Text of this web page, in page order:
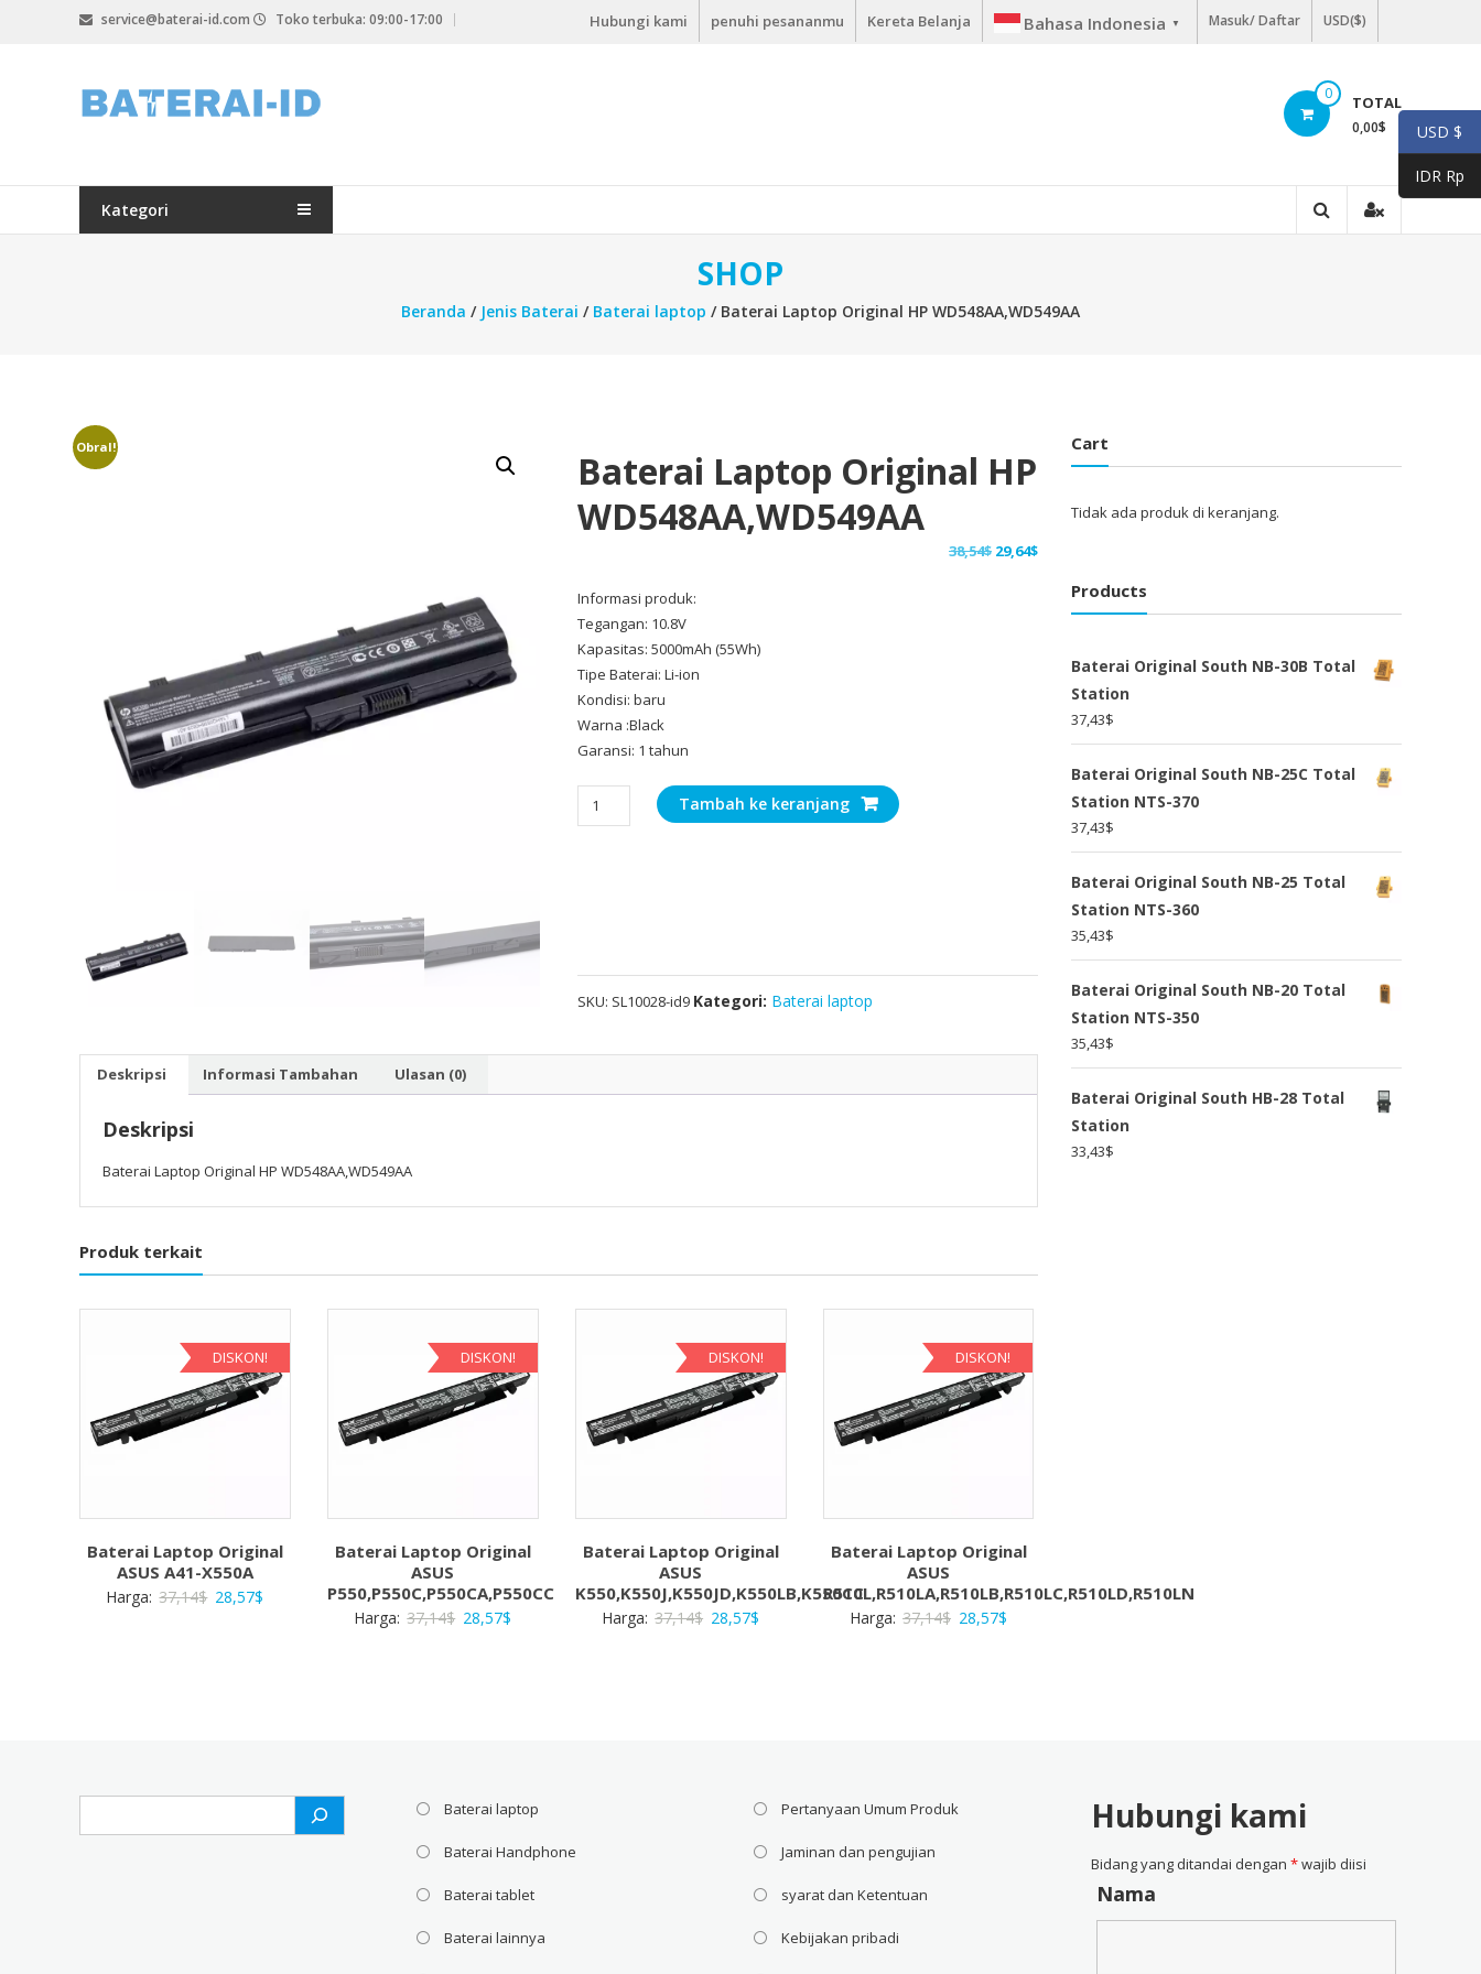
service@baterai-id.com Toko terbuka: 09:00-17:00 Hubungi kami penuhi pesananmu Kereta Belanja Bahasa Indonesia ▼ Masuk/ Daftar USD($)
bateria-
id.com
0 TOTAL
0,00$
Kategori
SHOP
Beranda / Jenis Baterai / Baterai laptop / Baterai Laptop Original HP WD548AA,WD549AA
Obral!
Baterai Laptop Original HP
WD548AA,WD549AA
38,54$ Harga
29,64$Harga
Informasi produk:
Tegangan: 10.8V
Kapasitas: 5000mAh (55Wh)
Tipe Baterai: Li-ion
Kondisi: baru
Warna :Black
Garansi: 1 tahun
Baterai
Tambah ke keranjang
SKU: SL10028-id9 Kategori: Baterai laptop
Deskripsi Informasi Tambahan Ulasan (0)
Deskripsi
Baterai Laptop Original HP WD548AA,WD549AA
Produk terkait
DISKON!
Baterai Laptop Original
ASUS A41-X550A
Harga: 37,14$ Harga
28,57$
DISKON!
Baterai Laptop Original
ASUS
P550,P550C,P550CA,P550CC
Harga: 37,14$ Harga
28,57$
DISKON!
Baterai Laptop Original
ASUS
K550,K550J,K550JD,K550LB,K550CC
Harga: 37,14$ Harga
28,57$
DISKON!
Baterai Laptop Original
ASUS
R510L,R510LA,R510LB,R510LC,R510LD,R510LN
Harga: 37,14$ Harga
28,57$
Cart
Tidak ada produk di keranjang.
Products
Baterai Original South NB-30B Total
Station
37,43$
Baterai Original South NB-25C Total
Station NTS-370
37,43$
Baterai Original South NB-25 Total
Station NTS-360
35,43$
Baterai Original South NB-20 Total
Station NTS-350
35,43$
Baterai Original South HB-28 Total
Station
33,43$
Baterai laptop
Baterai Handphone
Baterai tablet
Baterai lainnya
Pertanyaan Umum Produk
Jaminan dan pengujian
syarat dan Ketentuan
Kebijakan pribadi
Hubungi kami
Bidang yang ditandai dengan*wajib diisi
Nama
USD $
IDR Rp